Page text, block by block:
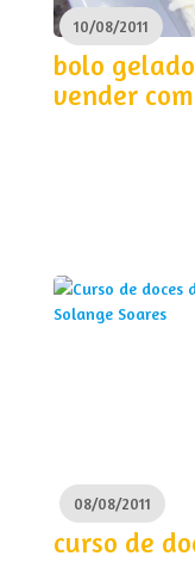
10/08/2011
bolo
vender
08/08/2011
curso de